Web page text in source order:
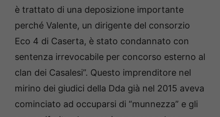
è trattato di una deposizione importante
perché Valente, un dirigente del consorzio
Eco 4 di Caserta, è stato condannato con
sentenza irrevocabile per concorso esterno al
clan dei Casalesi”. Questo imprenditore nel
mirino dei giudici della Dda già nel 2015 aveva
cominciato ad occuparsi di “munnezza” e gli